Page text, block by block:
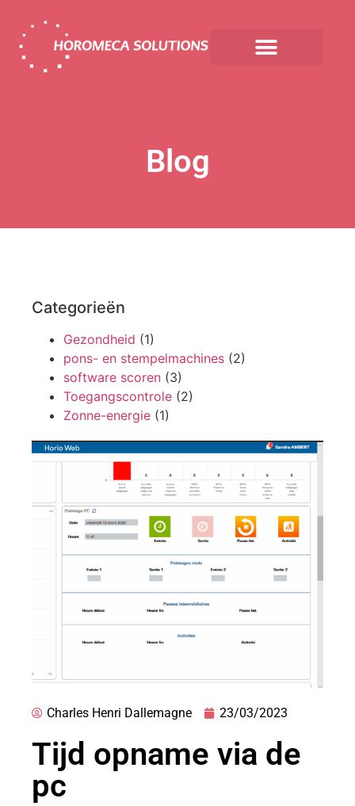
Blog
Categorieën
Gezondheid (1)
pons- en stempelmachines (2)
software scoren (3)
Toegangscontrole (2)
Zonne-energie (1)
Charles Henri Dallemagne 23/03/2023
Tijd opname via de
pc